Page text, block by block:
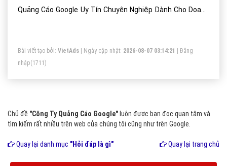
Quảng Cáo Google Uy Tín Chuyên Nghiệp Dành Cho Doanh
Bài viết tạo bởi: VietAds | Ngày cập nhật: 2026-08-07 03:14:21
Đăng
nhập(1711)
Chủ đề "Công Ty Quảng Cáo Google" luôn được bạn đọc quan tâm và
tìm kiếm rất nhiều trên web của chúng tôi cũng như trên Google.
Quay lại danh mục "Hỏi đáp là gì" Quay lại trang chủ